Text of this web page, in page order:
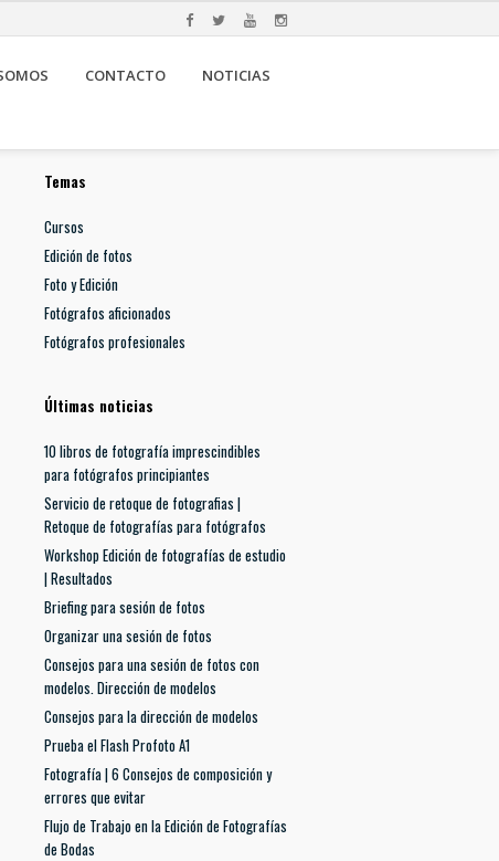
CONTACTO NOTICIAS
Temas
Cursos
Edición de fotos
Foto y Edición
Fotógrafos aficionados
Fotógrafos profesionales
Últimas noticias
10 libros de fotografía imprescindibles
para fotógrafos principiantes
Servicio de retoque de fotografias |
Retoque de fotografías para fotógrafos
Workshop Edición de fotografías de estudio
| Resultados
Briefing para sesión de fotos
Organizar una sesión de fotos
Consejos para una sesión de fotos con
modelos. Dirección de modelos
Consejos para la dirección de modelos
Prueba el Flash Profoto A1
Fotografía | 6 Consejos de composición y
errores que evitar
Flujo de Trabajo en la Edición de Fotografías
de Bodas